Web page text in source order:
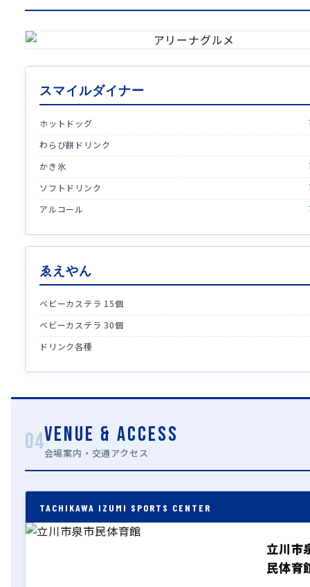
スマイルダイナー
ホットドッグ
わらび餅ドリンク
かき氷
ソフトドリンク
アルコール
ゑえやん
ベビーカステラ 15個
ベビーカステラ 30個
ドリンク各種
04VENUE & ACCESS
会場案内・交通アクセス
TACHIKAWA IZUMI SPORTS CENTER
立川市
民体育